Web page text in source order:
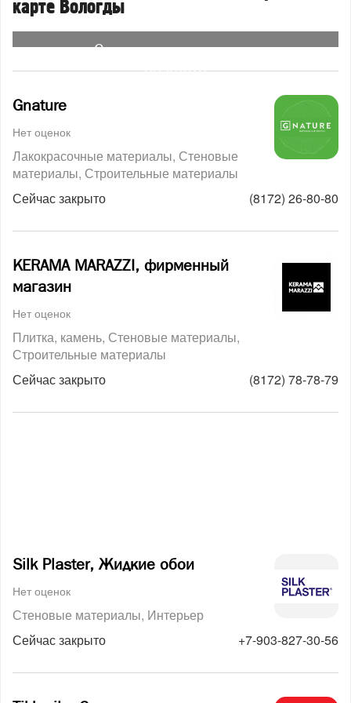
карте Вологды
Смотреть организации
на карте
Gnature
Нет оценок
Лакокрасочные материалы Стеновые
материалы Строительные материалы
Сейчас закрыто
(8172) 26-80-80
KERAMA MARAZZI, фирменный
магазин
Нет оценок
Плитка, камень Стеновые материалы
Строительные материалы
Сейчас закрыто
(8172) 78-78-79
Silk Plaster, Жидкие обои
Нет оценок
Стеновые материалы Интерьер
Сейчас закрыто
+7-903-827-30-56